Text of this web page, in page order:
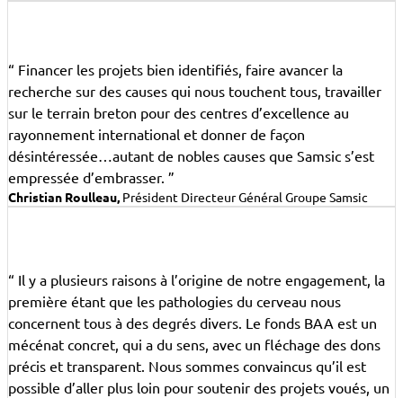
“ Financer les projets bien identifiés, faire avancer la
recherche sur des causes qui nous touchent tous, travailler
sur le terrain breton pour des centres d’excellence au
rayonnement international et donner de façon
désintéressée…autant de nobles causes que Samsic s’est
empressée d’embrasser. ”
Christian Roulleau, Président Directeur Général Groupe Samsic
“ Il y a plusieurs raisons à l’origine de notre engagement, la
première étant que les pathologies du cerveau nous
concernent tous à des degrés divers. Le fonds BAA est un
mécénat concret, qui a du sens, avec un fléchage des dons
précis et transparent. Nous sommes convaincus qu’il est
possible d’aller plus loin pour soutenir des projets voués, un